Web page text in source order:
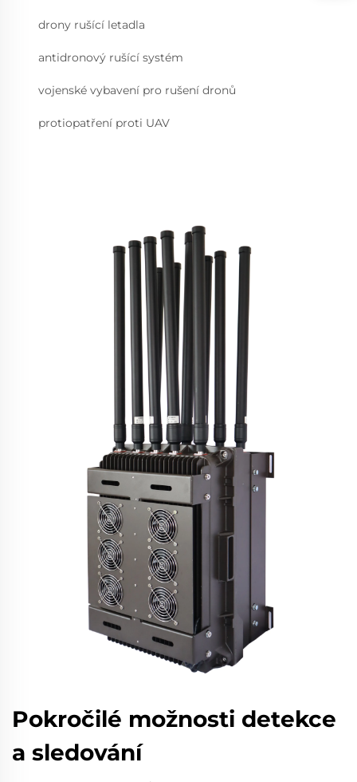
drony rušící letadla
antidronový rušící systém
vojenské vybavení pro rušení dronů
protiopatření proti UAV
Pokročilé možnosti detekce
a sledování